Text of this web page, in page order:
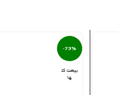
-73%
بيعت كل
ها